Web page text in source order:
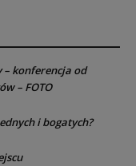
– konferencja od
– FOTO
i bogatych?